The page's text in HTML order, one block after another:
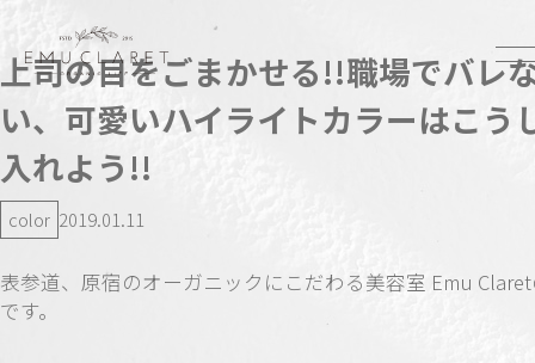
上司の目をごまかせる!!職場でバレ
い、可愛いハイライトカラーはこう
入れよう!!
color 2019.01.11
表参道、原宿のオーガニックにこだわる美容室 Emu
です。